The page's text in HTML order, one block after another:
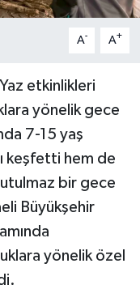
A- A+
etkinlikleri
yönelik gece
7-15 yaş
keşfetti hem de
bir gece
Büyükşehir
yönelik özel